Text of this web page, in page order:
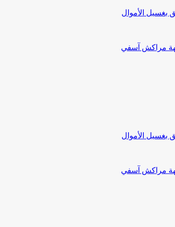
مراكش آسفي
مراكش آسفي